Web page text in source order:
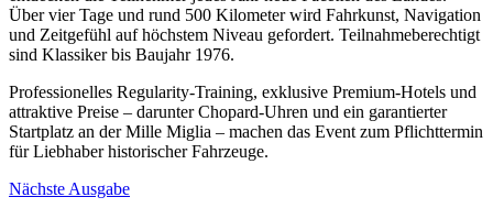
Über vier Tage und rund 500 Kilometer wird Fahrkunst, Navigation
und Zeitgefühl auf höchstem Niveau gefordert. Teilnahmeberechtigt
sind Klassiker bis Baujahr 1976.
Professionelles Regularity-Training, exklusive Premium-Hotels und
attraktive Preise – darunter Chopard-Uhren und ein garantierter
Startplatz an der Mille Miglia – machen das Event zum Pflichttermin
für Liebhaber historischer Fahrzeuge.
Nächste Ausgabe